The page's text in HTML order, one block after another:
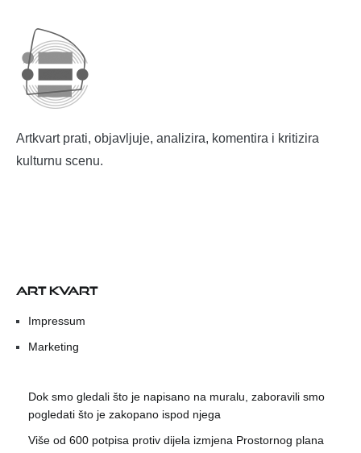
Artkvart prati, objavljuje, analizira, komentira i kritizira
kulturnu scenu.
ART KVART
Impressum
Marketing
Dok smo gledali što je napisano na muralu, zaboravili smo
pogledati što je zakopano ispod njega
Više od 600 potpisa protiv dijela izmjena Prostornog plana